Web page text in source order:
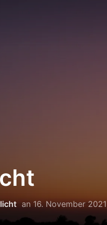
an16. November 2021